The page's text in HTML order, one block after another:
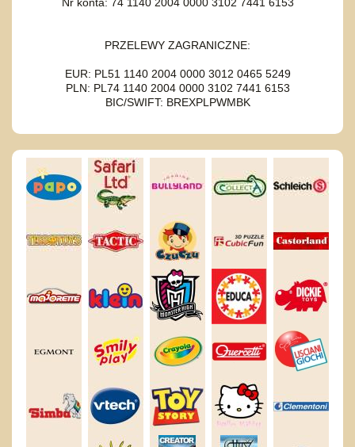
PRZELEWY ZAGRANICZNE:
EUR: PL51 1140 2004 0000 3012 0465 5249
PLN: PL74 1140 2004 0000 3102 7441 6153
BIC/SWIFT: BREXPLPWMBK